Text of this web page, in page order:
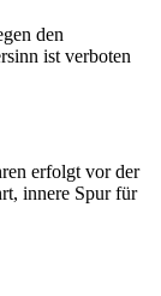
den
ist verboten
erfolgt vor der
innere Spur für